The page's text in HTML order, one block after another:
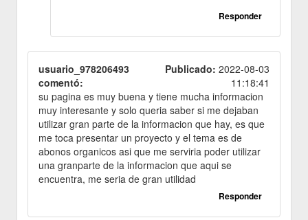
Responder
usuario_978206493
comentó:
Publicado: 2022-08-03
11:18:41
su pagina es muy buena y tiene mucha informacion
muy interesante y solo queria saber si me dejaban
utilizar gran parte de la informacion que hay, es que
me toca presentar un proyecto y el tema es de
abonos organicos asi que me serviria poder utilizar
una granparte de la informacion que aqui se
encuentra, me seria de gran utilidad
Responder